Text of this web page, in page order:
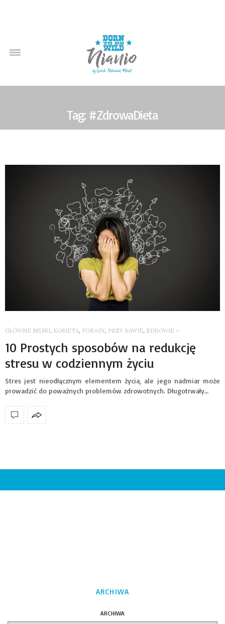
Tag: #ZdrowaDieta
GŁÓWNE MENU, KOBIETA, PORADY, PRZY KAWIE, ZDROWIE -
10 Prostych sposobów na redukcję
stresu w codziennym życiu
Stres jest nieodłącznym elementem życia, ale jego nadmiar może
prowadzić do poważnych problemów zdrowotnych. Długotrwały…
ARCHIWA
ARCHIWA